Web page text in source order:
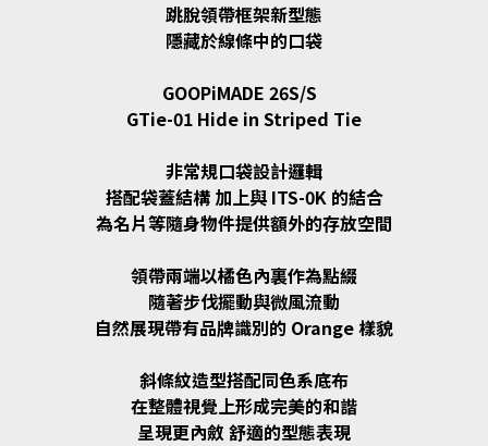
跳脫領帶框架新型態
隱藏於線條中的口袋
GOOPiMADE 26S/S
GTie-01 Hide in Striped Tie
非常規口袋設計邏輯
搭配袋蓋結構 加上與 ITS-0K 的結合
為名片等隨身物件提供額外的存放空間
領帶兩端以橘色內裏作為點綴
隨著步伐擺動與微風流動
自然展現帶有品牌識別的 Orange 樣貌
斜條紋造型搭配同色系底布
在整體視覺上形成完美的和諧
呈現更內斂 舒適的型態表現